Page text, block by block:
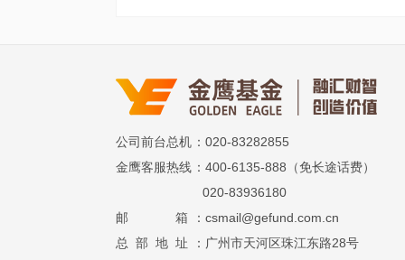
公司前台总机 ：020-83282855
金鹰客服热线 ：400-6135-888（免长途话费）
020-83936180
邮 箱
：csmail@gefund.com.cn
总 部 地 址
：广州市天河区珠江东路28号